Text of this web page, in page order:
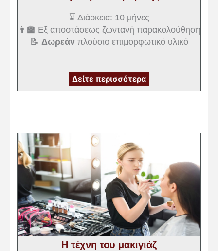
⌛ Διάρκεια: 10 μήνες
👨‍🏫 Εξ αποστάσεως ζωντανή παρακολούθηση
📝 Δωρεάν πλούσιο επιμορφωτικό υλικό
Δείτε περισσότερα
Η τέχνη του μακιγιάζ